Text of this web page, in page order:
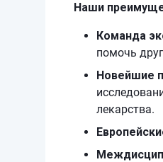
Наши
Команда
помочь
Новейшие
лекарства.